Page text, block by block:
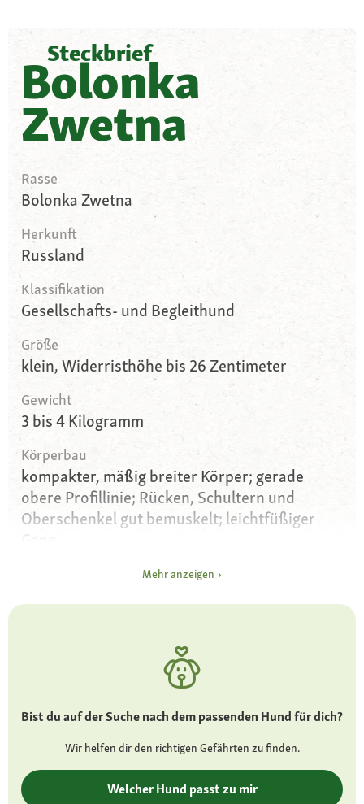
Steckbrief
Bolonka
Zwetna
Rasse
Bolonka Zwetna
Herkunft
Russland
Klassifikation
Gesellschafts- und Begleithund
Größe
klein, Widerristhöhe bis 26 Zentimeter
Gewicht
3 bis 4 Kilogramm
Körperbau
kompakter, mäßig breiter Körper; gerade
obere Profillinie; Rücken, Schultern und
Oberschenkel gut bemuskelt; leichtfüßiger
hoch angesetzt und mittelgroß
seidiges, dichtes und gelocktes Fell; alle
Farben bis auf reines Weiß und eine
Scheckung des Fells
Mehr anzeigen
Bist du auf der Suche nach dem passenden Hund für dich?
Wir helfen dir den richtigen Gefährten zu finden.
Welcher Hund passt zu mir